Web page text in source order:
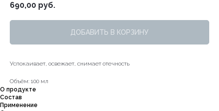
690,00 руб.
ДОБАВИТЬ В КОРЗИНУ
Успокаивает, освежает, снимает отечность
Объём: 100 мл
О продукте
Состав
Применение